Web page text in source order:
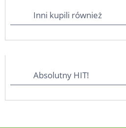
Inni kupili również
Absolutny HIT!